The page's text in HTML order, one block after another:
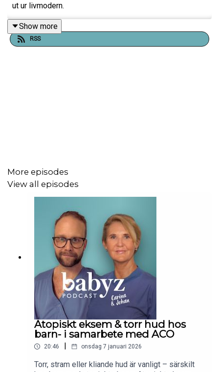
ut ur livmodern.
Lovisa som väntade sitt tredje barn, och själv jobbar som
barnmorska låter oss hänga med på en superspännande
bebisresa! Efter två tidigare tuffa födslar som båda
Frågan är också, kommer fler födande vilja ha MAC nu när
Lovisa satt "trenden", och kommer det implementeras på
för det är stort och fantastiskt när vården lyssnar och gör
sitt bästa för att tillmötesgå kvinnors önskningar! På så
sätt ökar vi chansen för positiva upplevelser.
Inom kort spelar vi in ett avsnitt där Lovisa och Carina
svarar på frågor om MAC, så skynda dig att ställa frågor
på vårt Instagram @babyzpodcast
Avsnittet spelas in i samarbete medFRIDA- FRIDA som
bland annat säljer suveränaärrplåster i silikon
kejsarsnitt, rekommenderade av gynekologer, hudläkare
Show more
RSS
More episodes
View all episodes
Atopiskt eksem & torr hud hos
barn- i samarbete med ACO
20:46 | onsdag 7 januari 2026
Torr, stram eller kliande hud är vanligt – särskilt